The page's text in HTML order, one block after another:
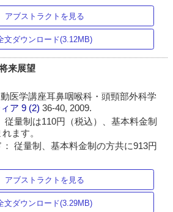
アブストラクトを見る
文ダウンロード(3.12MB)
来展望
医学講座耳鼻咽喉科・頭頸部外科学
ア 9 (2)36-40, 2009.
従量制は110円（税込）、基本料金制
ます。
従量制、基本料金制の方共に913円
アブストラクトを見る
文ダウンロード(3.29MB)